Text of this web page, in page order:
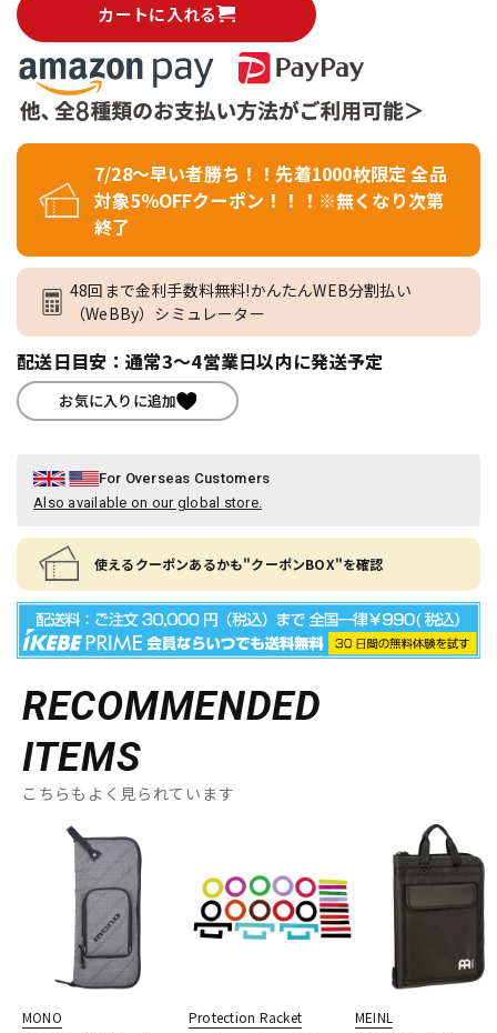
カートに入れる
7/28～早い者勝ち！！先着1000枚限定 全品
対象5％OFFクーポン！！！※無くなり次第
終了
48回まで金利手数料無料!かんたんWEB分割払い
（WeBBy）シミュレーター
配送日目安：通常3～4営業日以内に発送予定
お気に入りに追加
For Overseas Customers
Also available on our global store.
使えるクーポンあるかも"クーポンBOX"を確認
RECOMMENDED
ITEMS
こちらもよく見られています
MONO
Protection Racket
MEINL